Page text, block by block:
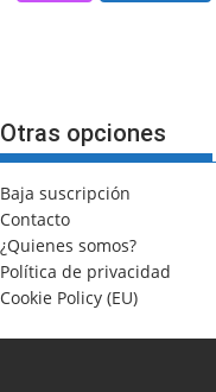
Otras opciones
Baja suscripción
Contacto
¿Quienes somos?
Política de privacidad
Cookie Policy (EU)